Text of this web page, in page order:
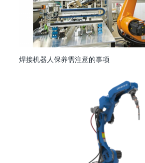
焊接机器人保养需注意的事项